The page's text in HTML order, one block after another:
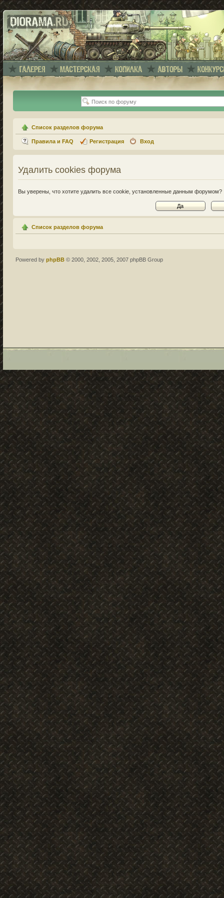
Список разделов форума
Правила и FAQ Регистрация Вход
Удалить cookies форума
Вы уверены, что хотите удалить все cookie, установленные данным форумом?
Список разделов форума
Powered by phpBB © 2000, 2002, 2005, 2007 phpBB Group